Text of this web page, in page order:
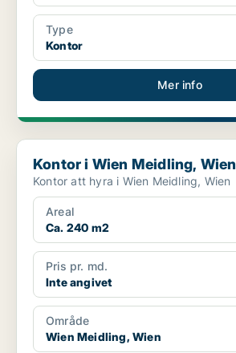
Type
Kontor
Mer info
Kontor i Wien Meidling, Wien
Kontor i Wien Meidling, Wien
Kontor att hyra i Wien Meidling, Wien
Areal
Ca. 240 m2
Pris pr. md.
Inte angivet
Område
Wien Meidling, Wien